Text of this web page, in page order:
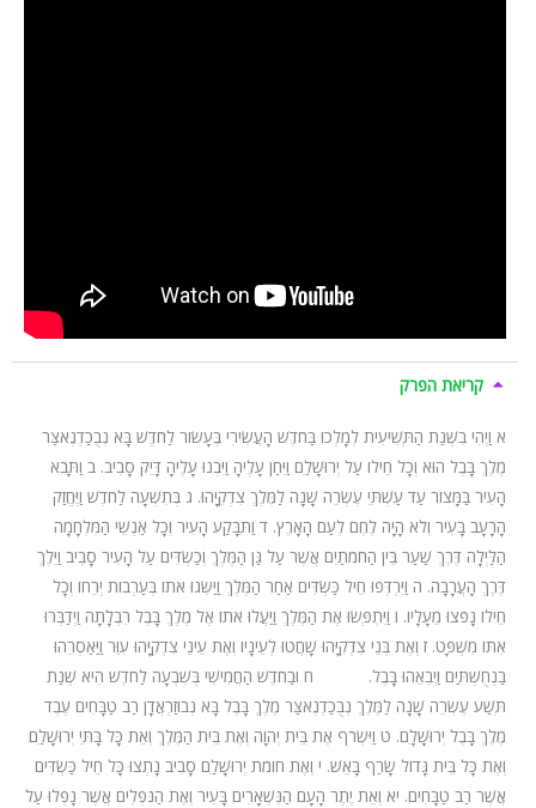
קריאת הפרק
א וַיְהִי בִשְׁנַת הַתְּשִׁיעִית לְמָלְכוֹ בַּחֹדֶשׁ הָעֲשִׂירִי בֶּעָשׂוֹר לַחֹדֶשׁ בָּא נְבֻכַדְנֶאצַּר
מֶלֶךְ בָּבֶל הוּא וְכָל חֵילוֹ עַל יְרוּשָׁלַ‍ִם וַיִּחַן עָלֶיהָ וַיִּבְנוּ עָלֶיהָ דָּיֵק סָבִיב. ב וַתָּבֹא
הָעִיר בַּמָּצוֹר עַד עַשְׁתֵּי עֶשְׂרֵה שָׁנָה לַמֶּלֶךְ צִדְקִיָּהוּ. ג בְּתִשְׁעָה לַחֹדֶשׁ וַיֶּחֱזַק
הָרָעָב בָּעִיר וְלֹא הָיָה לֶחֶם לְעַם הָאָרֶץ. ד וַתִּבָּקַע הָעִיר וְכָל אַנְשֵׁי הַמִּלְחָמָה
הַלַּיְלָה דֶּרֶךְ שַׁעַר בֵּין הַחֹמֹתַיִם אֲשֶׁר עַל גַּן הַמֶּלֶךְ וְכַשְׂדִּים עַל הָעִיר סָבִיב וַיֵּלֶךְ
דֶּרֶךְ הָעֲרָבָה. ה וַיִּרְדְּפוּ חֵיל כַּשְׂדִּים אַחַר הַמֶּלֶךְ וַיַּשִּׂגוּ אֹתוֹ בְּעַרְבוֹת יְרֵחוֹ וְכָל
חֵילוֹ נָפֹצוּ מֵעָלָיו. ו וַיִּתְפְּשׂוּ אֶת הַמֶּלֶךְ וַיַּעֲלוּ אֹתוֹ אֶל מֶלֶךְ בָּבֶל רִבְלָתָה וַיְדַבְּרוּ
אִתּוֹ מִשְׁפָּט. ז וְאֶת בְּנֵי צִדְקִיָּהוּ שָׁחֲטוּ לְעֵינָיו וְאֶת עֵינֵי צִדְקִיָּהוּ עִוֵּר וַיַּאַסְרֵהוּ
בַנְחֻשְׁתַּיִם וַיְבִאֵהוּ בָּבֶל. ח וּבַחֹדֶשׁ הַחֲמִישִׁי בְּשִׁבְעָה לַחֹדֶשׁ הִיא שְׁנַת
תְּשַׁע עֶשְׂרֵה שָׁנָה לַמֶּלֶךְ נְבֻכַדְנֶאצַּר מֶלֶךְ בָּבֶל בָּא נְבוּזַרְאֲדָן רַב טַבָּחִים עֶבֶד
מֶלֶךְ בָּבֶל יְרוּשָׁלָ‍ִם. ט וַיִּשְׂרֹף אֶת בֵּית יְהוָה וְאֶת בֵּית הַמֶּלֶךְ וְאֵת כָּל בָּתֵּי יְרוּשָׁלַ‍ִם
וְאֶת כָּל בֵּית גָּדוֹל שָׂרַף בָּאֵשׁ. י וְאֶת חוֹמֹת יְרוּשָׁלַ‍ִם סָבִיב נָתְצוּ כָּל חֵיל כַּשְׂדִּים
אֲשֶׁר רַב טַבָּחִים. יא וְאֵת יֶתֶר הָעָם הַנִּשְׁאָרִים בָּעִיר וְאֶת הַנֹּפְלִים אֲשֶׁר נָפְלוּ עַל